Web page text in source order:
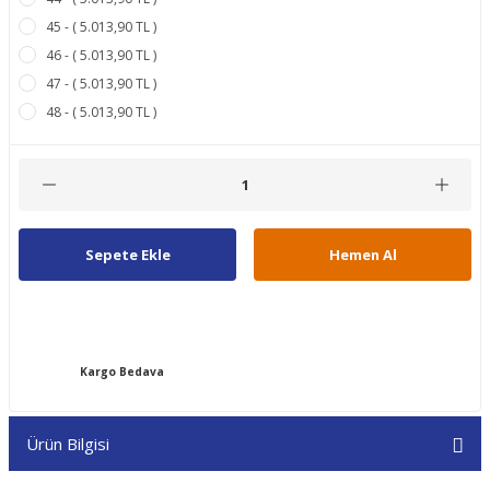
45 - ( 5.013,90 TL )
46 - ( 5.013,90 TL )
47 - ( 5.013,90 TL )
48 - ( 5.013,90 TL )
Sepete Ekle Hemen Al
Kargo Bedava
Ürün Bilgisi